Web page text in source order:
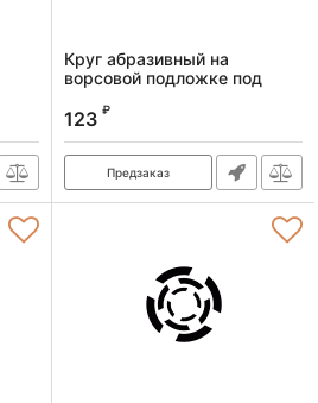
Круг абразивный на
ворсовой подложке под
шт.// Сибртех
Артикул: 738757
123 ₽
Предзаказ